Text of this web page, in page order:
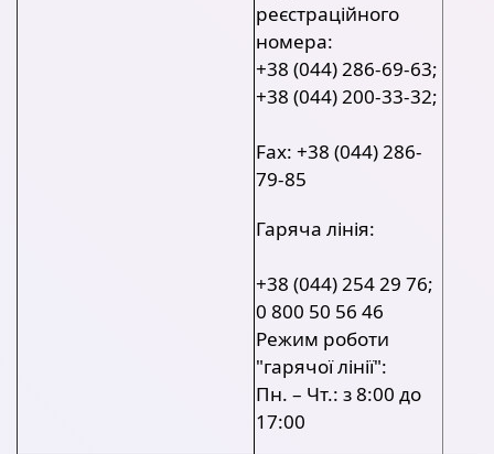
реєстраційного
номера:
+38 (044) 286-69-63;
+38 (044) 200-33-32;
Fax: +38 (044) 286-
79-85
Гаряча лінія:
+38 (044) 254 29 76;
0 800 50 56 46
Режим роботи
"гарячої лінії":
Пн. – Чт.: з 8:00 до
17:00